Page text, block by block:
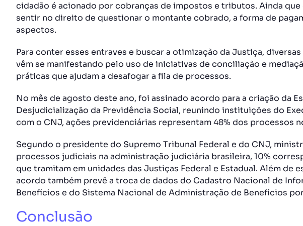
cidadão é acionado por cobranças de impostos e tributos. Ainda
sentir no direito de questionar o montante cobrado, a forma de
aspectos.
Para conter esses entraves e buscar a otimização da Justiça,
vêm se manifestando pelo uso de iniciativas de conciliação e
práticas que ajudam a desafogar a fila de processos.
No mês de agosto deste ano, foi assinado acordo para a criação da
Desjudicialização da Previdência Social, reunindo instituições do
com o CNJ, ações previdenciárias representam 48% dos processos
Segundo o presidente do Supremo Tribunal Federal e do CNJ,
processos judiciais na administração judiciária brasileira, 10%
que tramitam em unidades das Justiças Federal e Estadual. Além de
acordo também prevê a troca de dados do Cadastro Nacional de
Benefícios e do Sistema Nacional de Administração de Benefícios
Conclusão